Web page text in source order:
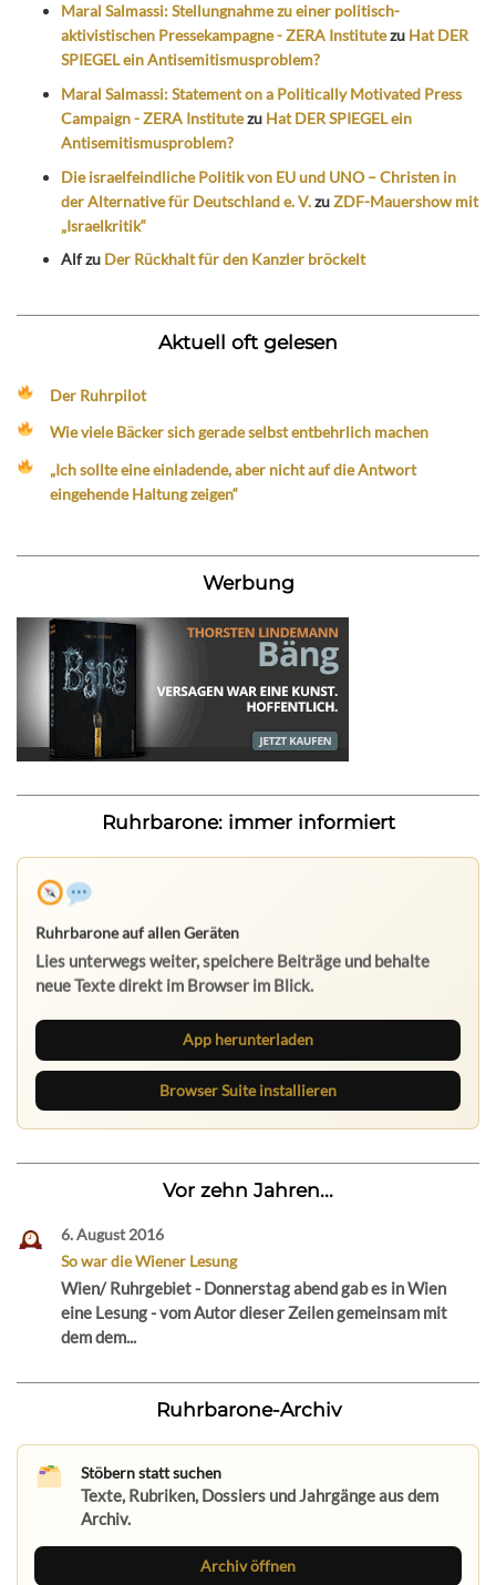
Maral Salmassi: Stellungnahme zu einer politisch-
aktivistischen Pressekampagne - ZERA Institutezu Hat DER
SPIEGEL ein Antisemitismusproblem?
Maral Salmassi: Statement on a Politically Motivated Press
Campaign - ZERA Institutezu Hat DER SPIEGEL ein
Antisemitismusproblem?
Die israelfeindliche Politik von EU und UNO – Christen in
der Alternative für Deutschland e. V.zuZDF-Mauershow mit
„Israelkritik“
Alfzu Der Rückhalt für den Kanzler bröckelt
Aktuell oft gelesen
Der Ruhrpilot
Wie viele Bäcker sich gerade selbst entbehrlich machen
„Ich sollte eine einladende, aber nicht auf die Antwort
eingehende Haltung zeigen“
Werbung
Ruhrbarone: immer informiert
App herunterladen
Browser Suite installieren
Vor zehn Jahren...
6. August 2016
So war die Wiener Lesung
Wien/ Ruhrgebiet - Donnerstag abend gab es in Wien
eine Lesung - vom Autor dieser Zeilen gemeinsam mit
dem dem...
Ruhrbarone-Archiv
Stöbern statt suchen
Texte, Rubriken, Dossiers und Jahrgänge aus dem
Archiv.
Archiv öffnen